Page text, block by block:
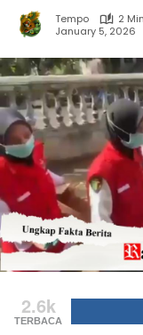
Tempo
2
January 5, 2026
2.6k
TERBACA